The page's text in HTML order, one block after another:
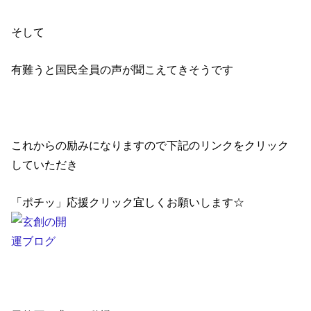
そして
有難うと国民全員の声が聞こえてきそうです
これからの励みになりますので下記のリンクをクリック
していただき
「ポチッ」応援クリック宜しくお願いします☆